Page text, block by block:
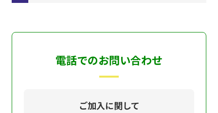
電話でのお問い合わせ
ご加入に関して